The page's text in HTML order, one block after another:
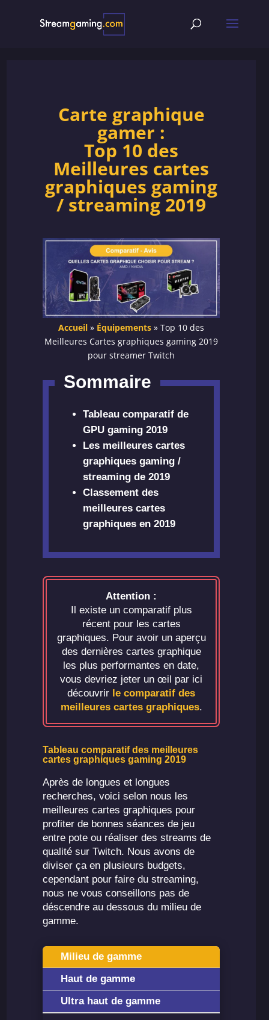
Carte graphique
gamer :
Top 10 des
Meilleures cartes
graphiques gaming
/ streaming 2019
Accueil » Équipements »Top 10 des
Meilleures Cartes graphiques gaming 2019
pour streamer Twitch
Sommaire
Tableau comparatif de
GPU gaming 2019
Les meilleures cartes
graphiques gaming /
streaming de 2019
Classement des
meilleures cartes
graphiques en 2019
Attention :
Il existe un comparatif plus
récent pour les cartes
graphiques. Pour avoir un aperçu
des dernières cartes graphique
les plus performantes en date,
vous devriez jeter un œil par ici
découvrir le comparatif des
meilleures cartes graphiques.
Tableau comparatif des meilleures
cartes graphiques gaming 2019
Après de longues et longues
recherches, voici selon nous les
meilleures cartes graphiques pour
profiter de bonnes séances de jeu
entre pote ou réaliser des streams de
qualité sur Twitch. Nous avons de
diviser ça en plusieurs budgets,
cependant pour faire du streaming,
nous ne vous conseillons pas de
déscendre au dessous du milieu de
gamme.
Milieu de gamme
Haut de gamme
Ultra haut de gamme